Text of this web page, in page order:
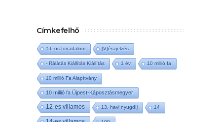
Címkefelhő
'56-os forradalom (V)észjelzés
- Rálátás Kiállítás Kiállítás 1 év 10 millió fa
10 millió Fa Alapítvány
10 millió fa Újpest-Káposztásmegyer
12-es villamos 13. havi nyugdíj 14